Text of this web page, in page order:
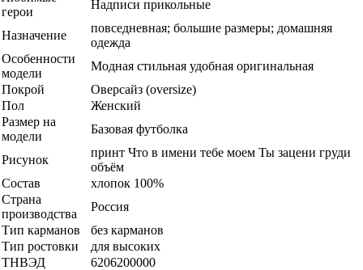
герои
Надписи прикольные
Назначение
повседневная; большие размеры; домашняя
одежда
Особенности
модели
Модная стильная удобная оригинальная
Покрой
Оверсайз (oversize)
Пол
Женский
Размер на
модели
Базовая футболка
Рисунок
принт Что в имени тебе моем Ты зацени груди
объём
Состав
хлопок 100%
Страна
производства
Россия
Тип карманов
без карманов
Тип ростовки
для высоких
ТНВЭД
6206200000